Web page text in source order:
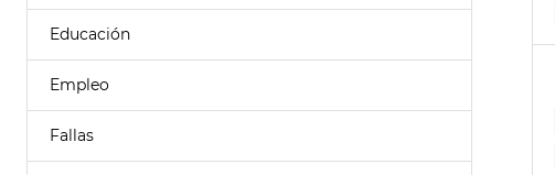
Educación
Empleo
Fallas